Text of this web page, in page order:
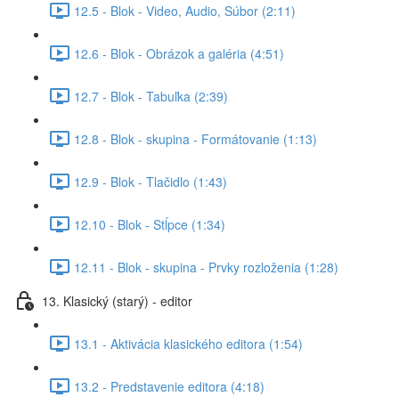
12.5 - Blok - Video, Audio, Súbor (2:11)
12.6 - Blok - Obrázok a galéria (4:51)
12.7 - Blok - Tabuľka (2:39)
12.8 - Blok - skupina - Formátovanie (1:13)
12.9 - Blok - Tlačidlo (1:43)
12.10 - Blok - Stĺpce (1:34)
12.11 - Blok - skupina - Prvky rozloženia (1:28)
13. Klasický (starý) - editor
13.1 - Aktivácia klasického editora (1:54)
13.2 - Predstavenie editora (4:18)